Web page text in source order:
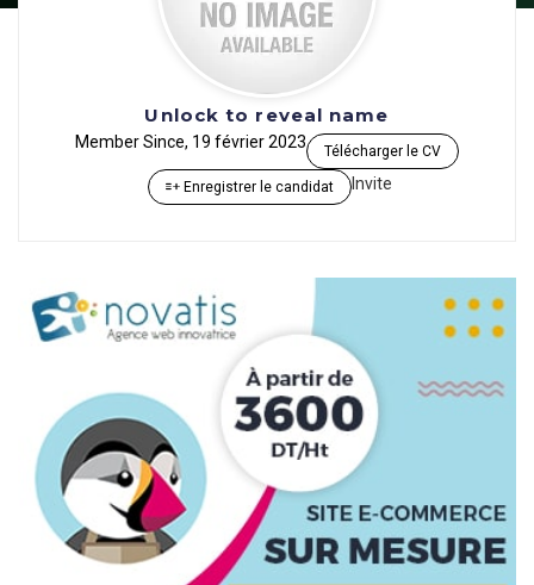
Unlock to reveal name
Member Since, 19 février 2023 Télécharger le CV
Enregistrer le candidat Invite